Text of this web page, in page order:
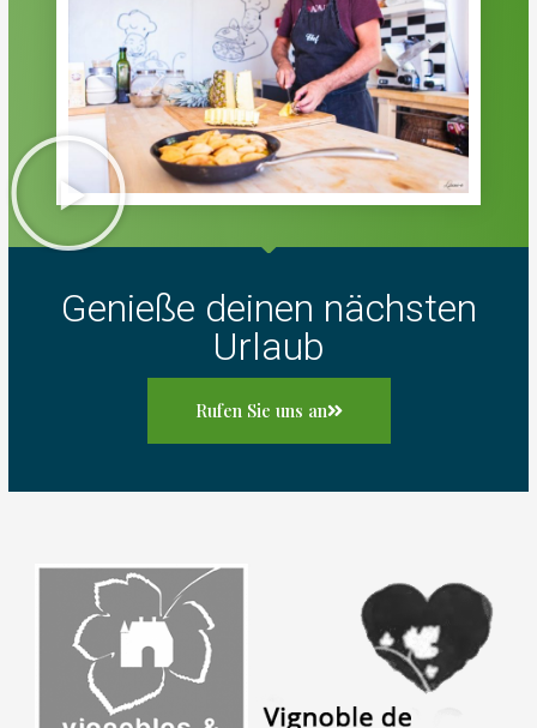
Genieße deinen nächsten
Urlaub
Rufen Sie uns an